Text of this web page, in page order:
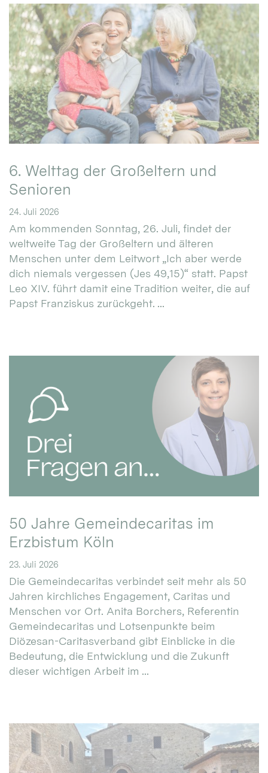
6. Welttag der Großeltern und
Senioren
24. Juli 2026
Am kommenden Sonntag, 26. Juli, findet der
weltweite Tag der Großeltern und älteren
Menschen unter dem Leitwort „Ich aber werde
dich niemals vergessen (Jes 49,15)“ statt. Papst
Leo XIV. führt damit eine Tradition weiter, die auf
Papst Franziskus zurückgeht. ...
50 Jahre Gemeindecaritas im
Erzbistum Köln
23. Juli 2026
Die Gemeindecaritas verbindet seit mehr als 50
Jahren kirchliches Engagement, Caritas und
Menschen vor Ort. Anita Borchers, Referentin
Gemeindecaritas und Lotsenpunkte beim
Diözesan-Caritasverband gibt Einblicke in die
Bedeutung, die Entwicklung und die Zukunft
dieser wichtigen Arbeit im ...